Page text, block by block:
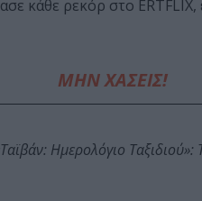
κάθε ρεκόρ στο
ΜΗΝ ΧΑΣΕΙΣ!
Ημερολόγιο